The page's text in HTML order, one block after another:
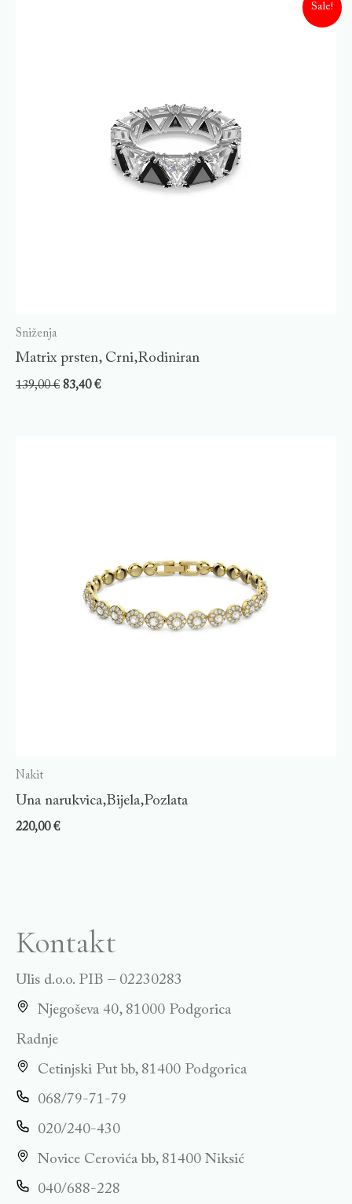
Sale!
Sniženja
Matrix prsten, Crni,Rodiniran
139,00€ 83,40€
Nakit
Una narukvica,Bijela,Pozlata
220,00€
Kontakt
Ulis d.o.o. PIB – 02230283
Njegoševa 40, 81000 Podgorica
Radnje
Cetinjski Put bb, 81400 Podgorica
068/79-71-79
020/240-430
Novice Cerovića bb, 81400 Niksić
040/688-228